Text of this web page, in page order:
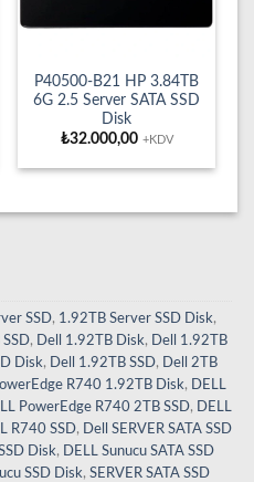
P40500-B21 HP 3.84TB
6G 2.5 Server SATA SSD
Disk
₺32.000,00 +KDV
SSD, 1.92TB Server SSD Disk,
SSD, Dell 1.92TB Disk,
Dell 1.92TB
Disk, Dell 1.92TB SSD,
Dell 2TB
R740 1.92TB Disk,
DELL
PowerEdge R740 2TB SSD,
DELL
R740 SSD,
Dell SERVER SATA SSD
Disk,
DELL Sunucu SATA SSD
SSD Disk, SERVER SATA SSD